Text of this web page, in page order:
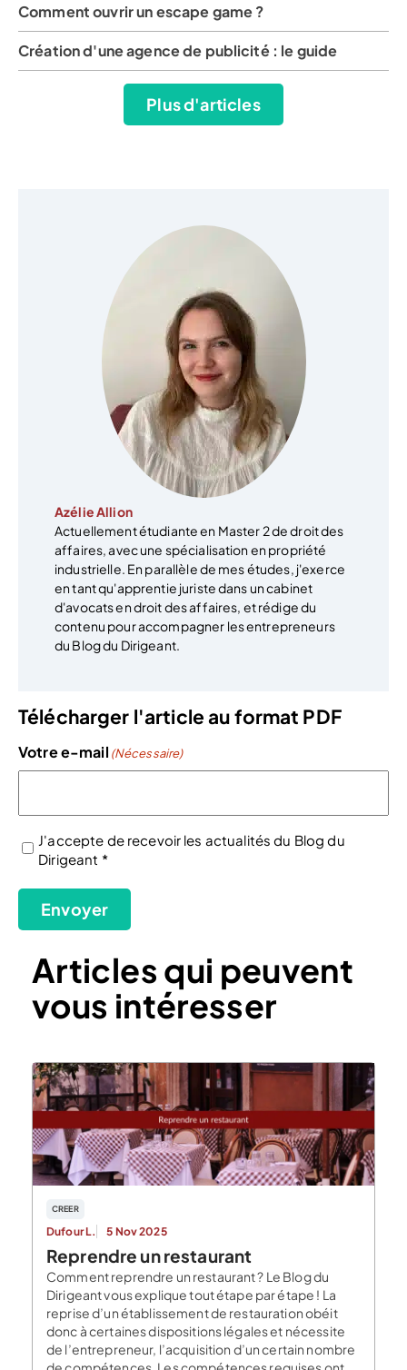
Comment ouvrir un escape game ?
Création d'une agence de publicité : le guide
Plus d'articles
Azélie Allion
Actuellement étudiante en Master 2 de droit des
affaires, avec une spécialisation en propriété
industrielle. En parallèle de mes études, j'exerce
en tant qu'apprentie juriste dans un cabinet
d'avocats en droit des affaires, et rédige du
contenu pour accompagner les entrepreneurs
du Blog du Dirigeant.
Télécharger l'article au format PDF
Votre e-mail (Nécessaire)
(Nécessaire)
J'accepte de recevoir les actualités du Blog du
Dirigeant *
Envoyer
Articles qui peuvent
vous intéresser
CREER
Dufour L. 5 Nov 2025
Reprendre un restaurant
Comment reprendre un restaurant ? Le Blog du
Dirigeant vous explique tout étape par étape ! La
reprise d’un établissement de restauration obéit
donc à certaines dispositions légales et nécessite
de l’entrepreneur, l’acquisition d’un certain nombre